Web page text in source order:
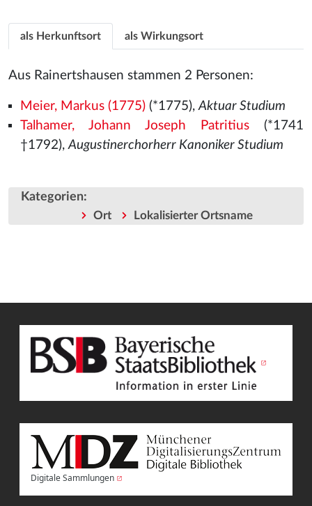
als Herkunftsort als Wirkungsort
Aus Rainertshausen stammen 2 Personen:
Meier, Markus (1775)(*1775),Aktuar Studium
Talhamer, Johann Joseph Patritius (*1741
†1792),Augustinerchorherr Kanoniker Studium
Kategorien:
Ort Lokalisierter Ortsname
Digitale Sammlungen